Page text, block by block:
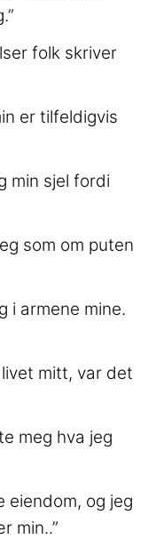
folk skriver
er tilfeldigvis
min sjel fordi
som om puten
i armene mine.
mitt, var det
meg hva jeg
eiendom, og jeg
min..”